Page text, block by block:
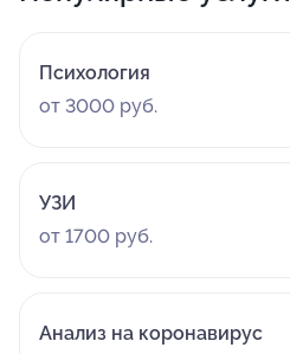
Психология
от 3000 руб.
УЗИ
от 1700 руб.
Анализ на коронавирус